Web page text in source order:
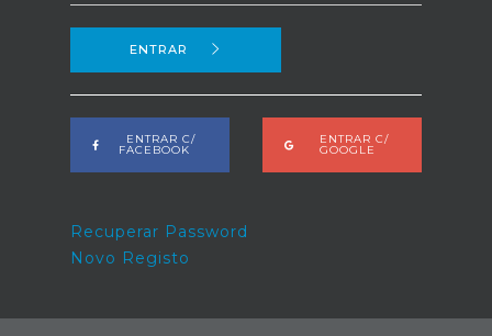
ENTRAR
ENTRAR C/
FACEBOOK
ENTRAR C/
GOOGLE
Recuperar Password
Novo Registo